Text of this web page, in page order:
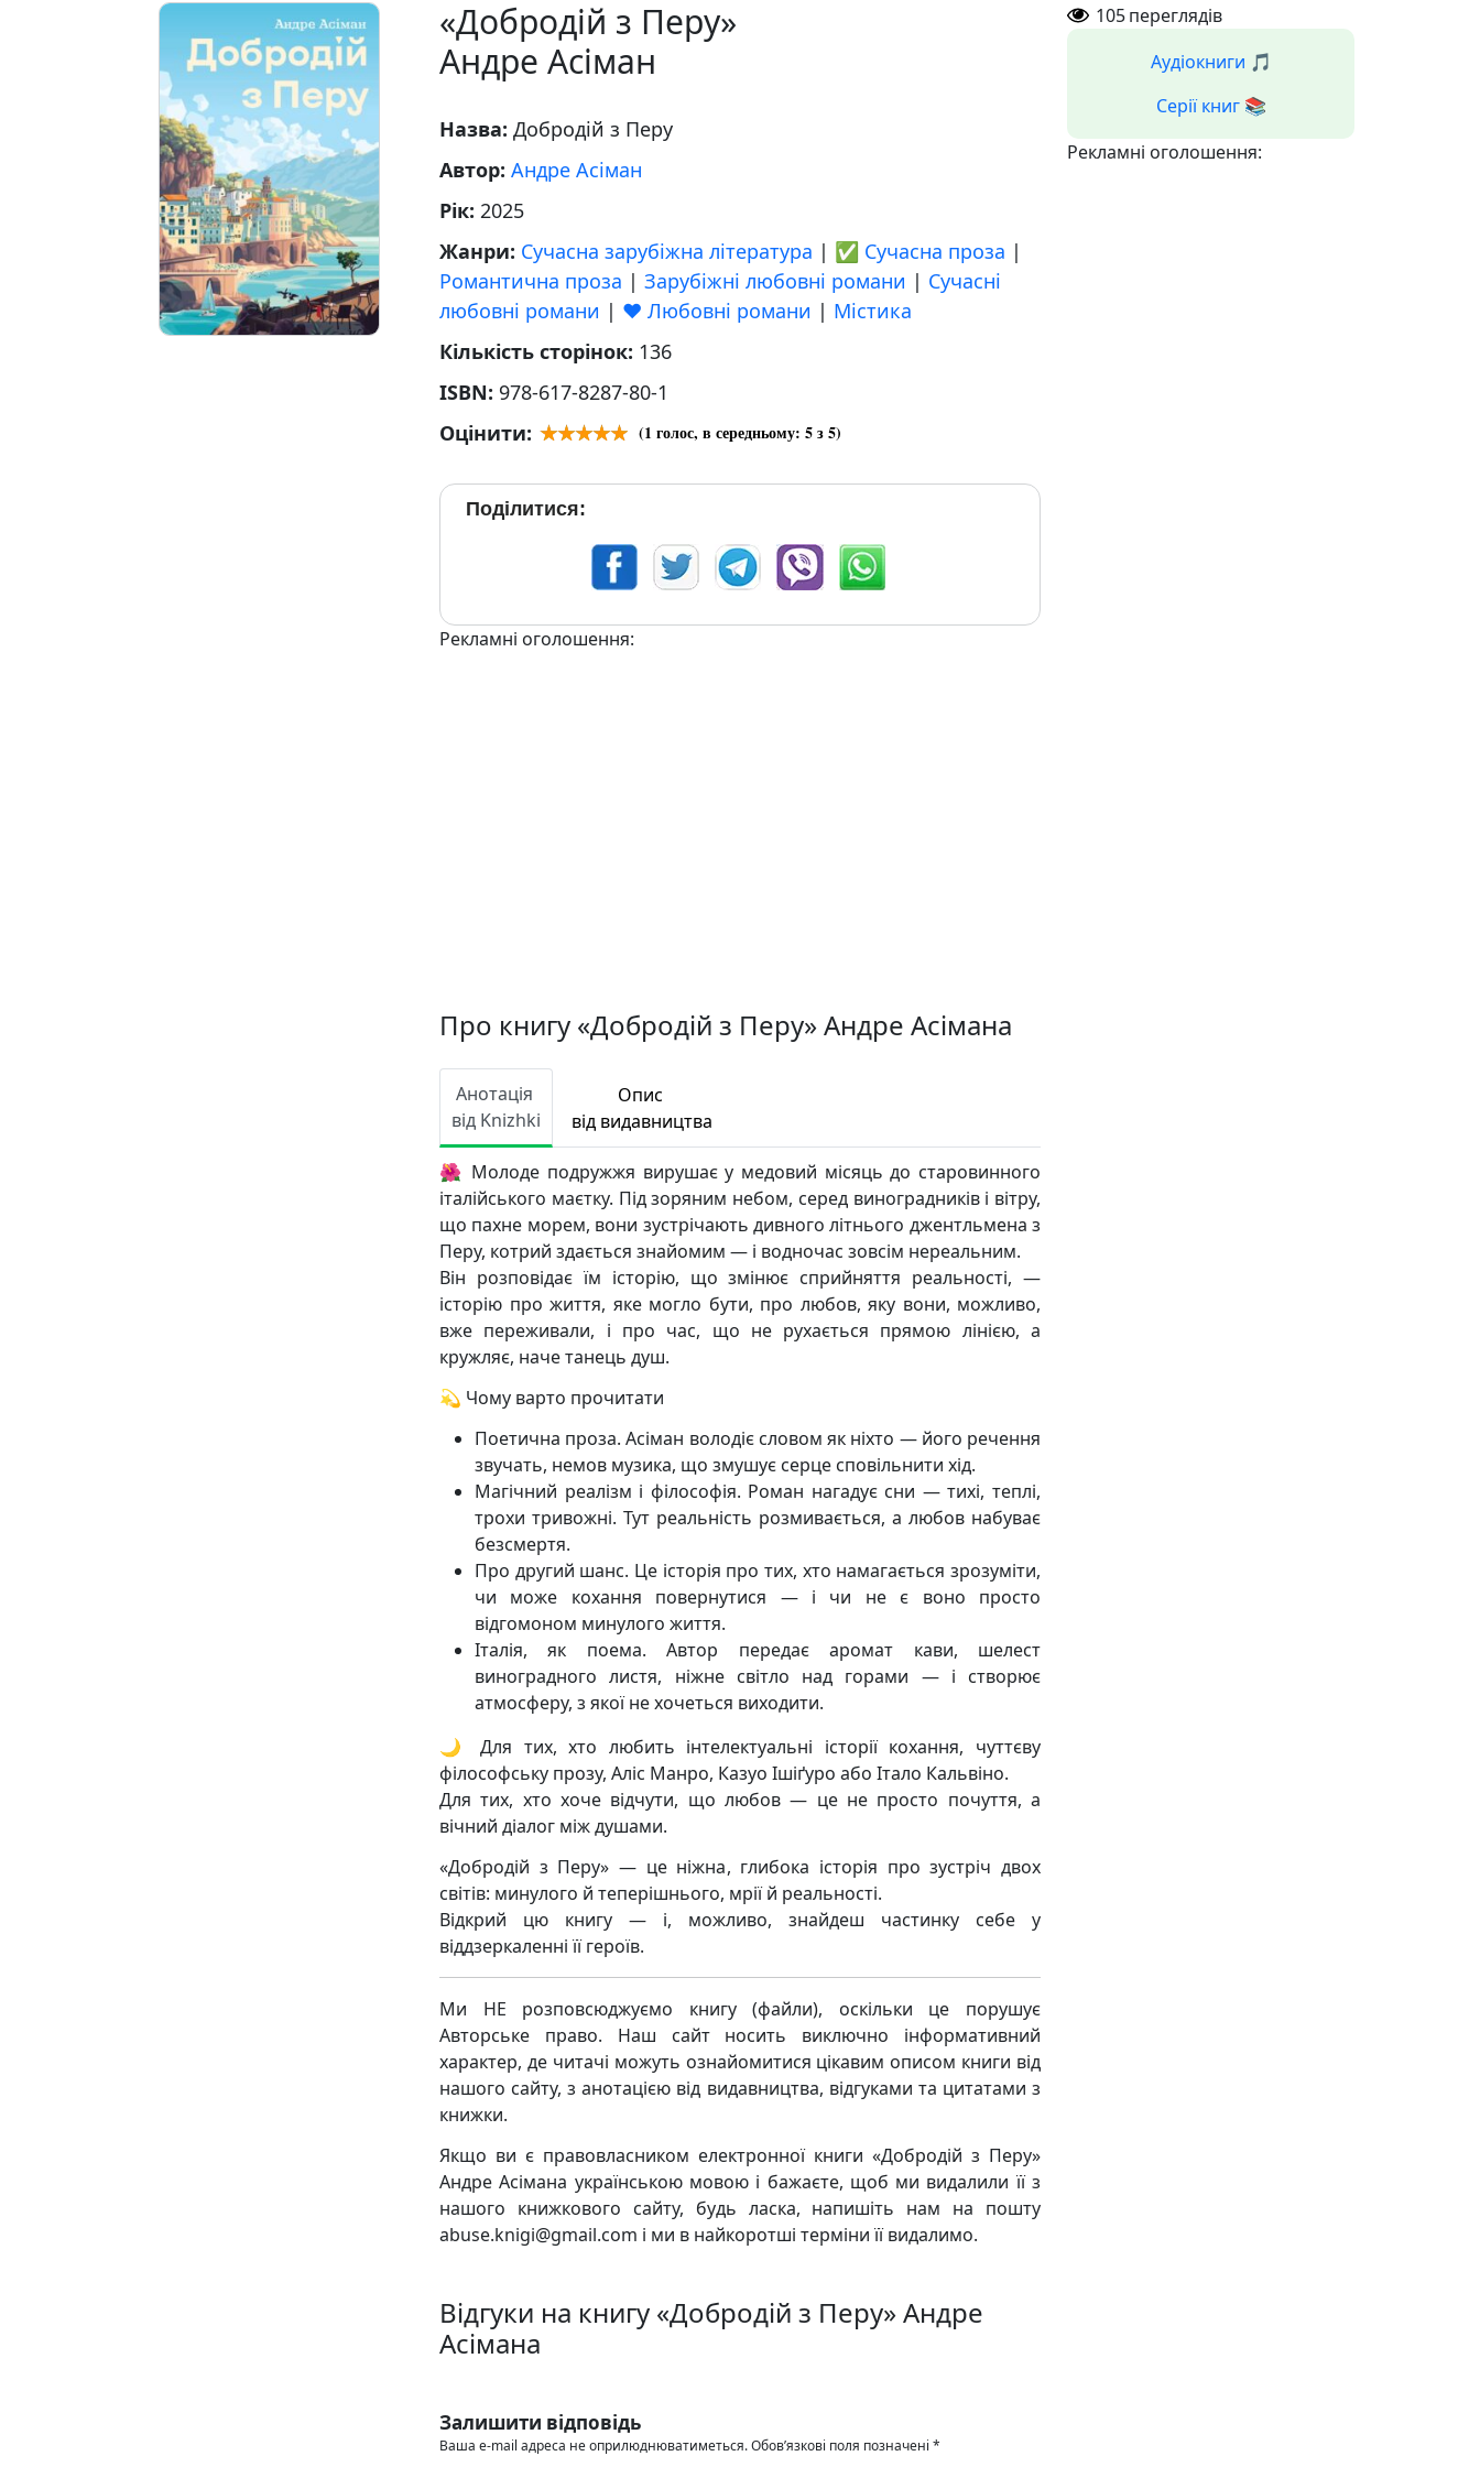
«Добродій з Перу»
Андре Асіман
Назва: Добродій з Перу
Автор: Андре Асіман
Рік: 2025
Жанри: Сучасна зарубіжна література | ✅ Сучасна проза |
Романтична проза | Зарубіжні любовні романи | Сучасні
любовні романи | ❤️ Любовні романи | Містика
Кількість сторінок: 136
ISBN: 978-617-8287-80-1
Оцінити:
(1 голос, в середньому: 5з 5)
Поділитися:
Рекламні оголошення:
Про книгу «Добродій з Перу» Андре Асімана
Анотація
від Knizhki
Опис
від видавництва
🌺 Молоде подружжя вирушає у медовий місяць до старовинного
італійського маєтку. Під зоряним небом, серед виноградників і вітру,
що пахне морем, вони зустрічають дивного літнього джентльмена з
Перу, котрий здається знайомим — і водночас зовсім нереальним.
Він розповідає їм історію, що змінює сприйняття реальності, —
історію про життя, яке могло бути, про любов, яку вони, можливо,
вже переживали, і про час, що не рухається прямою лінією, а
кружляє, наче танець душ.
💫 Чому варто прочитати
Поетична проза. Асіман володіє словом як ніхто — його речення
звучать, немов музика, що змушує серце сповільнити хід.
Магічний реалізм і філософія. Роман нагадує сни — тихі, теплі,
трохи тривожні. Тут реальність розмивається, а любов набуває
безсмертя.
Про другий шанс. Це історія про тих, хто намагається зрозуміти,
чи може кохання повернутися — і чи не є воно просто
відгомоном минулого життя.
Італія, як поема. Автор передає аромат кави, шелест
виноградного листя, ніжне світло над горами — і створює
атмосферу, з якої не хочеться виходити.
🌙 Для тих, хто любить інтелектуальні історії кохання, чуттєву
філософську прозу, Аліс Манро, Казуо Ішіґуро або Італо Кальвіно.
Для тих, хто хоче відчути, що любов — це не просто почуття, а
вічний діалог між душами.
«Добродій з Перу» — це ніжна, глибока історія про зустріч двох
світів: минулого й теперішнього, мрії й реальності.
Відкрий цю книгу — і, можливо, знайдеш частинку себе у
віддзеркаленні її героїв.
Ми НЕ розповсюджуємо книгу (файли), оскільки це порушує
Авторське право. Наш сайт носить виключно інформативний
характер, де читачі можуть ознайомитися цікавим описом книги від
нашого сайту, з анотацією від видавництва, відгуками та цитатами з
книжки.
Якщо ви є правовласником електронної книги «Добродій з Перу»
Андре Асімана українською мовою і бажаєте, щоб ми видалили її з
нашого книжкового сайту, будь ласка, напишіть нам на пошту
abuse.knigi@gmail.com і ми в найкоротші терміни її видалимо.
Відгуки на книгу «Добродій з Перу» Андре
Асімана
Залишити відповідь
Ваша e-mail адреса не оприлюднюватиметься.Обов’язкові поля позначені *
105переглядів
Аудіокниги 🎵
Серії книг 📚
Рекламні оголошення: